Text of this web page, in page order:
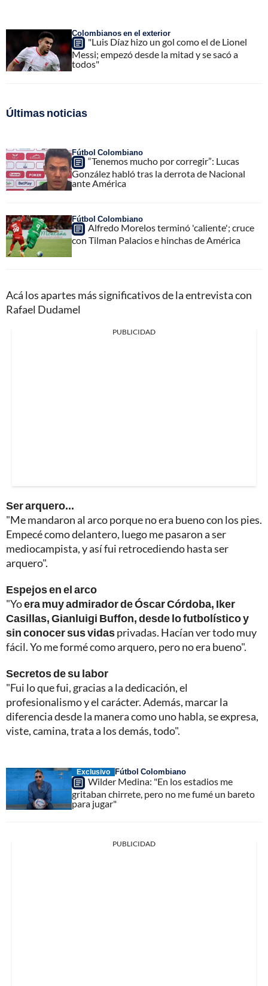
Colombianos en el exterior
"Luis Díaz hizo un gol como el de Lionel
Messi; empezó desde la mitad y se sacó a
todos"
Últimas noticias
Fútbol Colombiano
“Tenemos mucho por corregir”: Lucas
González habló tras la derrota de Nacional
ante América
Fútbol Colombiano
Alfredo Morelos terminó 'caliente'; cruce
con Tilman Palacios e hinchas de América
Acá los apartes más significativos de la entrevista con
Rafael Dudamel
PUBLICIDAD
Ser arquero...
"Me mandaron al arco porque no era bueno con los pies.
Empecé como delantero, luego me pasaron a ser
mediocampista, y así fui retrocediendo hasta ser
arquero".
Espejos en el arco
"Yoera muy admirador de Óscar Córdoba, Iker
Casillas, Gianluigi Buffon, desde lo futbolístico y
sin conocer sus vidasprivadas. Hacían ver todo muy
fácil. Yo me formé como arquero, pero no era bueno".
Secretos de su labor
"Fui lo que fui, gracias a la dedicación, el
profesionalismo y el carácter. Además, marcar la
diferencia desde la manera como uno habla, se expresa,
viste, camina, trata a los demás, todo".
Exclusivo Fútbol Colombiano
Wilder Medina: "En los estadios me
gritaban chirrete, pero no me fumé un bareto
para jugar"
PUBLICIDAD